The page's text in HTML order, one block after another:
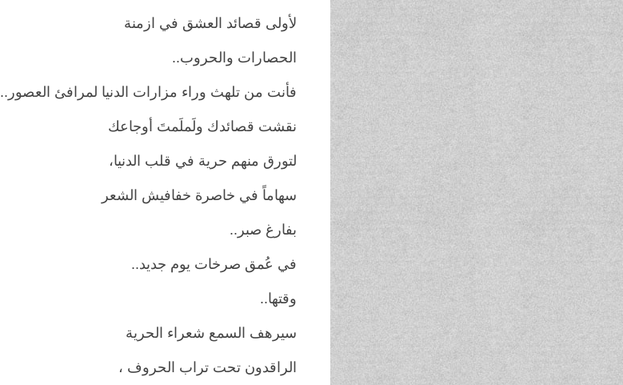
لأولى قصائد العشق في ازمنة
الحصارات والحروب..
فأنت من تلهث وراء مزارات الدنيا لمرافئ العصور..
نقشت قصائدك ولَملَمتَ أوجاعك
لتورق منهم حرية في قلب الدنيا،
سهاماً في خاصرة خفافيش الشعر
بفارغ صبر..
في عُمق صرخات يوم جديد..
وقتها..
سيرهف السمع شعراء الحرية
الراقدون تحت تراب الحروف ،